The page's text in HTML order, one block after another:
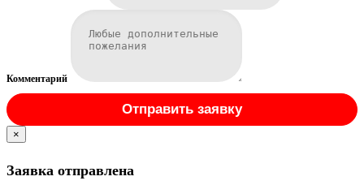
Комментарий
Отправить заявку
×
Заявка отправлена